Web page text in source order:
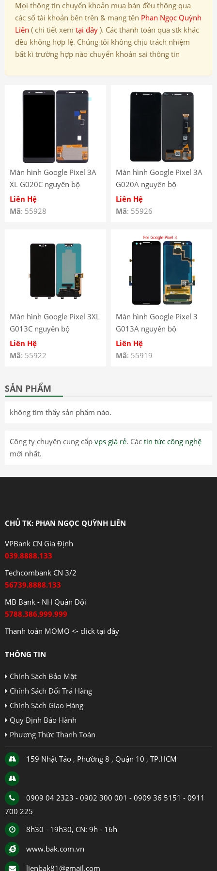
Mọi thông tin chuyển khoản mua bán đều thông qua
các số tài khoản bên trên & mang tên Phan Ngọc Quỳnh
Liên ( chi tiết xem tại đây ). Các thanh toán qua stk khác
đều không hợp lệ. Chúng tôi không chịu trách nhiệm
bất kì trường hợp nào chuyển khoản sai thông tin
Màn hình Google Pixel 3A
XL G020C nguyên bộ
Liên Hệ
Mã: 55928
Màn hình Google Pixel 3A
G020A nguyên bộ
Liên Hệ
Mã: 55926
Màn hình Google Pixel 3XL
G013C nguyên bộ
Liên Hệ
Mã: 55922
Màn hình Google Pixel 3
G013A nguyên bộ
Liên Hệ
Mã: 55919
SẢN PHẨM
không tìm thấy sản phẩm nào.
Công ty chuyên cung cấp vps giá rẻ. Các tin tức công nghệ
mới nhất.
CHỦ TK: PHAN NGỌC QUỲNH LIÊN
VPBank CN Gia Định
039.8888.133
Techcombank CN 3/2
56739.8888.133
MB Bank - NH Quân Đội
5788.386.999.999
Thanh toán MOMO <- click tại đây
THÔNG TIN
Chính Sách Bảo Mật
Chính Sách Đổi Trả Hàng
Chính Sách Giao Hàng
Quy Định Bảo Hành
Phương Thức Thanh Toán
159 Nhật Tảo , Phường 8 , Quận 10 , TP.HCM
0909 04 2323 - 0902 300 001 - 0909 36 5151 - 0911
700 225
8h30 - 19h30, CN: 9h - 16h
www.bak.com.vn
lienbak81@gmail.com